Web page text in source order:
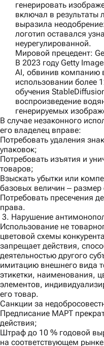
генерировать
включал в результаты
выразила
логотип оставался
неурегулированной.
Мировой прецедент:
В 2023 году Getty
AI, обвинив компанию
использовании более
обучения
воспроизведение
генерируемых
В случае незаконного
его владелец вправе:
Потребовать удаления
упаковок;
Потребовать изъятия и
товаров;
Взыскать убытки или
базовых величин ‒ размер
Потребовать пресечения
права.
3. Нарушение
Использование не
цветовой схемы
запрещает действия,
деятельностью другого
имитацию внешнего вида
этикетки, наименования,
элементов,
его товар.
Санкции за
Предписание МАРТ
действия;
Штраф до 10 % годовой
на соответствующем